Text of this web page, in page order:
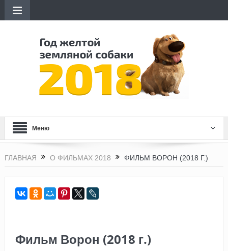
Меню
ГЛАВНАЯ О ФИЛЬМАХ 2018 ФИЛЬМ ВОРОН (2018 Г.)
Фильм Ворон (2018 г.)